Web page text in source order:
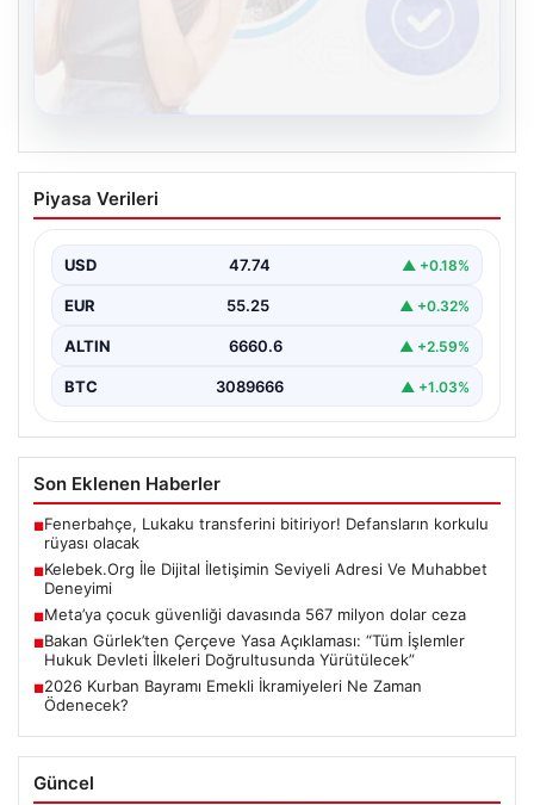
08.08.2026
Kelebek.Org İle Dijital İletişimin Seviyeli
Adresi Ve Muhabbet Deneyimi
kurması büyük bir hassasiyet ifade etmektedir.
Günümüzde…
Piyasa Verileri
USD 47.74 ▲ +0.18%
EUR 55.25 ▲ +0.32%
ALTIN 6660.6 ▲ +2.59%
BTC 3089666 ▲ +1.03%
Son Eklenen Haberler
■Fenerbahçe, Lukaku transferini bitiriyor! Defansların korkulu
rüyası olacak
■Kelebek.Org İle Dijital İletişimin Seviyeli Adresi Ve Muhabbet
Deneyimi
■Meta’ya çocuk güvenliği davasında 567 milyon dolar ceza
■Bakan Gürlek’ten Çerçeve Yasa Açıklaması: “Tüm İşlemler
Hukuk Devleti İlkeleri Doğrultusunda Yürütülecek”
■2026 Kurban Bayramı Emekli İkramiyeleri Ne Zaman
Ödenecek?
Güncel